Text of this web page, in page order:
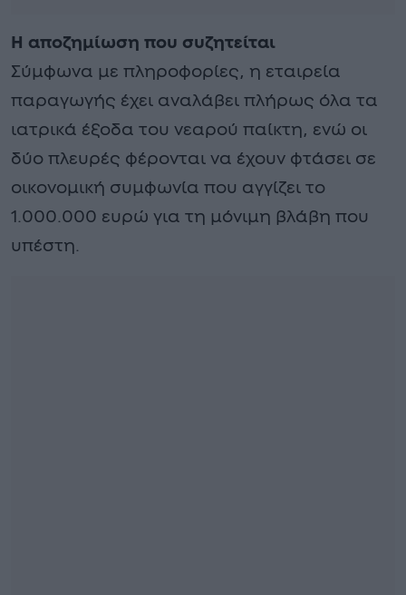
Η αποζημίωση που συζητείται
Σύμφωνα με πληροφορίες, η εταιρεία
παραγωγής έχει αναλάβει πλήρως όλα τα
ιατρικά έξοδα του νεαρού παίκτη, ενώ οι
δύο πλευρές φέρονται να έχουν φτάσει σε
οικονομική συμφωνία που αγγίζει το
1.000.000 ευρώ για τη μόνιμη βλάβη που
υπέστη.